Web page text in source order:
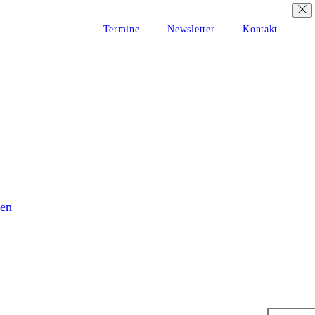
Termine Newsletter Kontakt